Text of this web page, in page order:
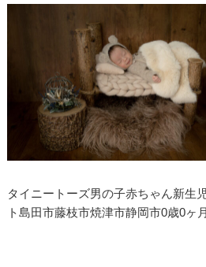
タイニートーズ男の子赤ちゃん新生
ト島田市藤枝市焼津市静岡市0歳0ヶ月